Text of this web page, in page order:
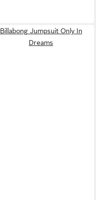
Billabong Jumpsuit Only In
Dreams